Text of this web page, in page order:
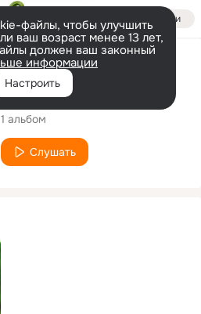
Войти
файлы, чтобы улучшить
ваш возраст менее 13 лет,
должен ваш законный
информации
Настроить
Исполнитель
Dashrati Luha
1 альбом
Слушать